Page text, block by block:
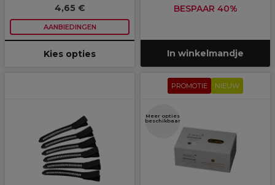
4,65 €
AANBIEDINGEN
Kies opties
BESPAAR 40%
In winkelmandje
PROMOTIE NIEUW
Meer opties
beschikbaar